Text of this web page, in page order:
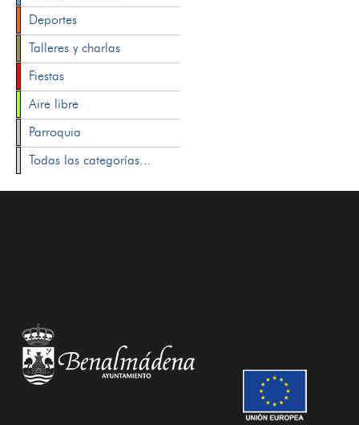
Deportes
Talleres y charlas
Fiestas
Aire libre
Parroquia
Todas las categorías...